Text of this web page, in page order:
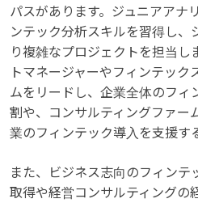
パスがあります。ジュニアアナ
ンテック分析スキルを習得し、
り複雑なプロジェクトを担当し
トマネージャーやフィンテック
ムをリードし、企業全体のフィ
割や、コンサルティングファー
業のフィンテック導入を支援す
また、ビジネス志向のフィンテ
取得や経営コンサルティングの